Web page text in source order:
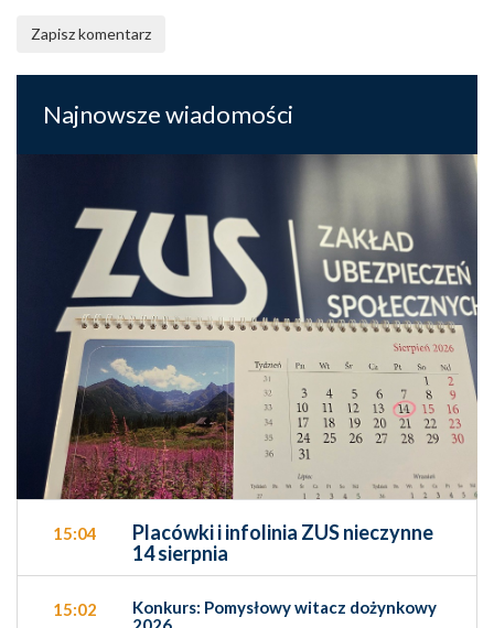
Zapisz komentarz
Najnowsze wiadomości
15:04
Placówki i infolinia ZUS nieczynne
14 sierpnia
15:02
Konkurs: Pomysłowy witacz dożynkowy